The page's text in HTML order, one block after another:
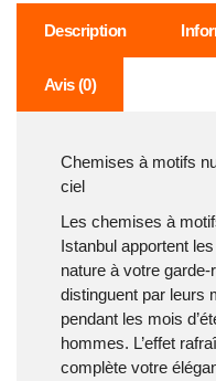
Description
Avis (0)
Chemises à motifs
ciel
Les chemises à
Istanbul apportent
nature à votre
distinguent par leurs
pendant les mois
hommes. L’effet
complète votre